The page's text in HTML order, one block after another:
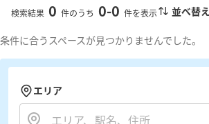
検索結果 0 件のうち 0-0 件を表示 並べ替え
条件に合うスペースが見つかりませんでした。
エリア